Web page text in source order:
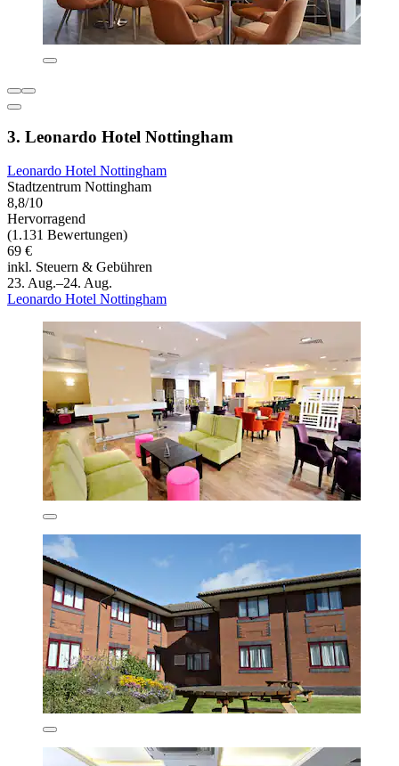
3. Leonardo Hotel Nottingham
Leonardo Hotel Nottingham
Stadtzentrum Nottingham
8,8/10
Hervorragend
(1.131 Bewertungen)
69 €
inkl. Steuern & Gebühren
23. Aug.–24. Aug.
Leonardo Hotel Nottingham